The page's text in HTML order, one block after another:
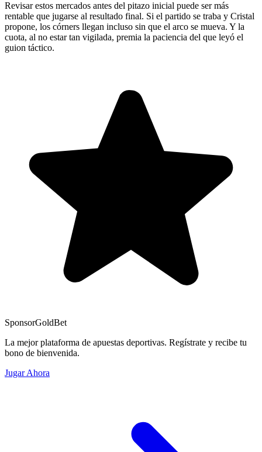
Revisar estos mercados antes del pitazo inicial puede ser más
rentable que jugarse al resultado final. Si el partido se traba y Cristal
propone, los córners llegan incluso sin que el arco se mueva. Y la
cuota, al no estar tan vigilada, premia la paciencia del que leyó el
guion táctico.
SponsorGoldBet
La mejor plataforma de apuestas deportivas. Regístrate y recibe tu
bono de bienvenida.
Jugar Ahora